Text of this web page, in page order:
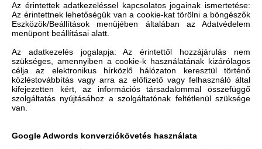
Az érintettek adatkezeléssel kapcsolatos jogainak ismertetése:
Az érintettnek lehetőségük van a cookie-kat törölni a böngészők
Eszközök/Beállítások menüjében általában az Adatvédelem
menüpont beállításai alatt.
Az adatkezelés jogalapja: Az érintettől hozzájárulás nem
szükséges, amennyiben a cookie-k használatának kizárólagos
célja az elektronikus hírközlő hálózaton keresztül történő
közléstovábbítás vagy arra az előfizető vagy felhasználó által
kifejezetten kért, az információs társadalommal összefüggő
szolgáltatás nyújtásához a szolgáltatónak feltétlenül szüksége
van.
Google Adwords konverziókövetés használata